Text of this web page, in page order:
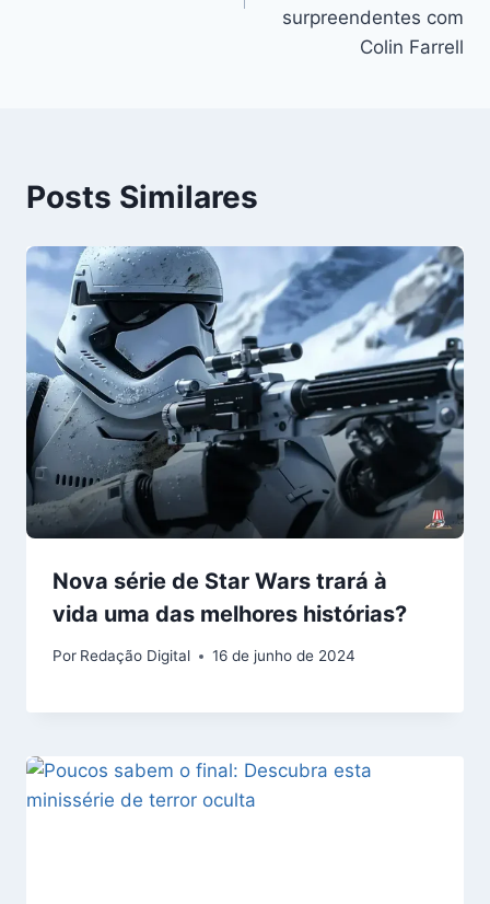
surpreendentes com
Colin Farrell
Posts Similares
Nova série de Star Wars trará à
vida uma das melhores histórias?
Por Redação Digital 16 de junho de 2024